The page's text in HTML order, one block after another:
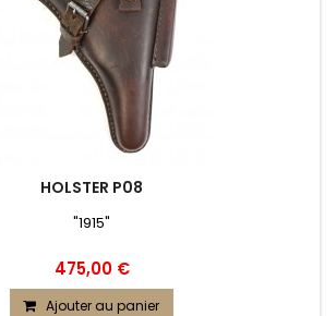
HOLSTER P08
"1915"
475,00 €
Ajouter au panier